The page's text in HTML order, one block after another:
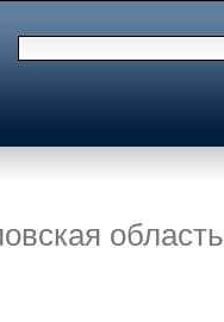
область